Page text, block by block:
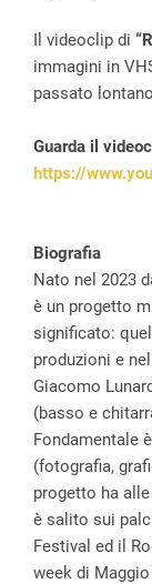
Il videoclip di
immagini in
passato
Guarda il
https://
Biografia
Nato nel 2023
è un progetto
significato:
produzioni e
Giacomo
(basso e
Fondamentale
(fotografia,
progetto ha
è salito sui
Festival ed il
week di